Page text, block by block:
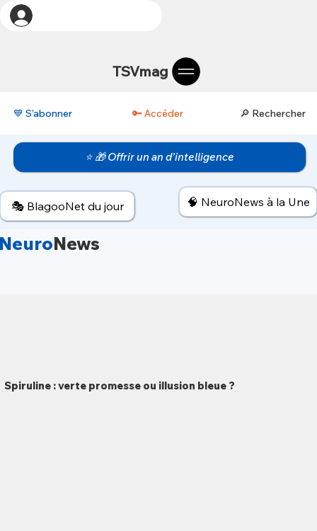
TSVmag
💙 S’abonner 🔑 Accéder 🔎 Rechercher
News
🎭 BlagooNet du jour
⭐ 🎁 Offrir un an d’intelligence
🧠 NeuroNews à la Une
Spiruline : verte promesse ou illusion bleue ?